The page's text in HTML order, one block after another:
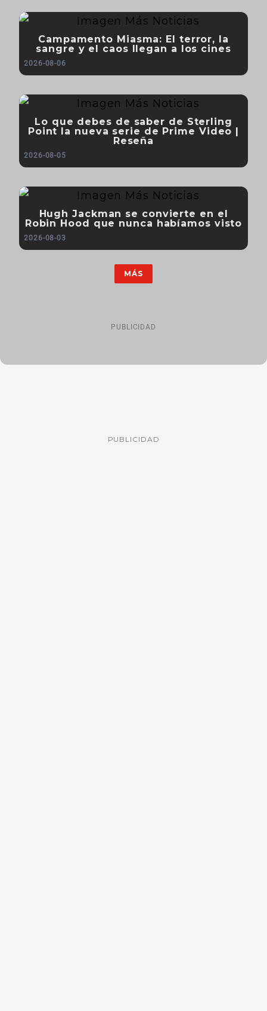
Campamento Miasma: El terror, la
sangre y el caos llegan a los cines
2026-08-06
Lo que debes de saber de Sterling
Point la nueva serie de Prime Video |
Reseña
2026-08-05
Hugh Jackman se convierte en el
Robin Hood que nunca habíamos visto
2026-08-03
MÁS
PUBLICIDAD
PUBLICIDAD